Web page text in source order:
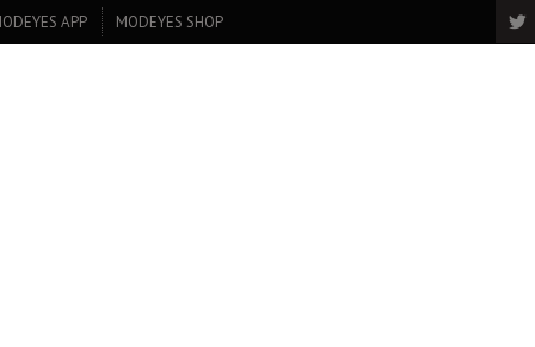
APP MODEYES SHOP